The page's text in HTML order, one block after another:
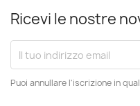
Ricevi le nostre
Puoi annullare l'iscrizione in